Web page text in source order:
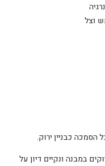
וצל
הסמכה כבניין ירוק.
במבנה ונקיים דיון על